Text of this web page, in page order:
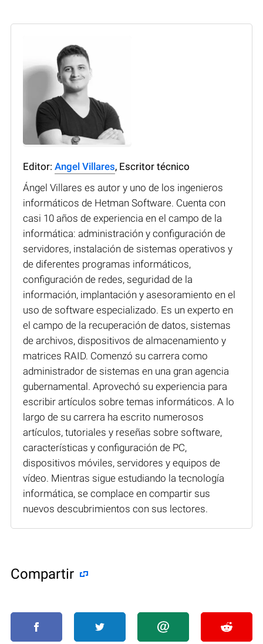
Editor: Angel Villares, Escritor técnico
Ángel Villares es autor y uno de los ingenieros
informáticos de Hetman Software. Cuenta con
casi 10 años de experiencia en el campo de la
informática: administración y configuración de
servidores, instalación de sistemas operativos y
de diferentes programas informáticos,
configuración de redes, seguridad de la
información, implantación y asesoramiento en el
uso de software especializado. Es un experto en
el campo de la recuperación de datos, sistemas
de archivos, dispositivos de almacenamiento y
matrices RAID. Comenzó su carrera como
administrador de sistemas en una gran agencia
gubernamental. Aprovechó su experiencia para
escribir artículos sobre temas informáticos. A lo
largo de su carrera ha escrito numerosos
artículos, tutoriales y reseñas sobre software,
características y configuración de PC,
dispositivos móviles, servidores y equipos de
vídeo. Mientras sigue estudiando la tecnología
informática, se complace en compartir sus
nuevos descubrimientos con sus lectores.
Compartir